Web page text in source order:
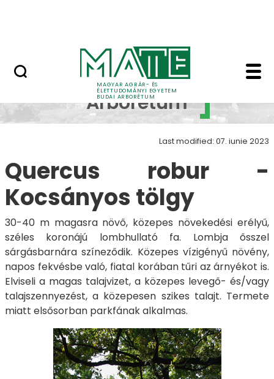
MAGYAR AGRÁR- ÉS
ÉLETTUDOMÁNYI EGYETEM
BUDAI ARBORÉTUM
Quercus robur -
Budai
Arborétum
Last modified: 07. iunie 2023
Quercus robur -
Kocsányos tölgy
30-40 m magasra növő, közepes növekedési erélyű,
széles koronájú lombhullató fa. Lombja ősszel
sárgásbarnára színeződik. Közepes vízigényű növény,
napos fekvésbe való, fiatal korában tűri az árnyékot is.
Elviseli a magas talajvizet, a közepes levegő- és/vagy
talajszennyezést, a közepesen szikes talajt. Termete
miatt elsősorban parkfának alkalmas.